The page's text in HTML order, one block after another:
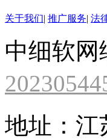
关于我们| 推广服务| 法
中细软
地址：江